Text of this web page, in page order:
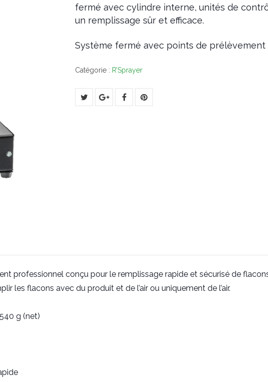
fermé avec cylindre interne, unités de
un remplissage sûr et efficace.
Système fermé avec points de prélèvement
Catégorie : R’Sprayer
professionnel conçu pour le remplissage rapide et sécurisé de
les flacons avec du produit et de l’air ou uniquement de l’air.
g (net)